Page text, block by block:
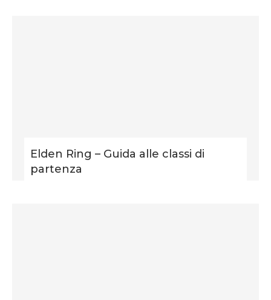
Elden Ring – Guida alle classi di
partenza